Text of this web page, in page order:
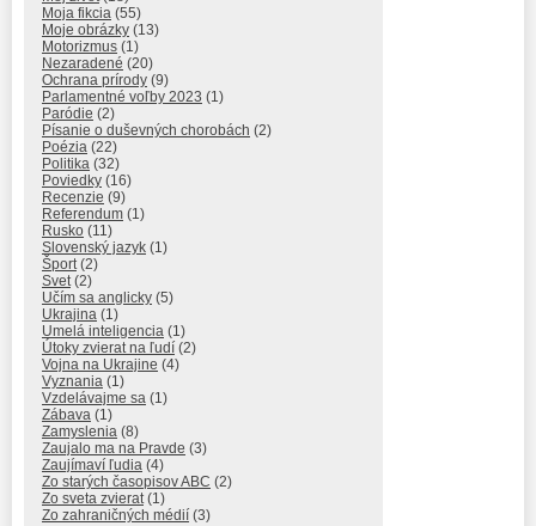
Moja fikcia (55)
Moje obrázky (13)
Motorizmus (1)
Nezaradené (20)
Ochrana prírody (9)
Parlamentné voľby 2023 (1)
Paródie (2)
Písanie o duševných chorobách (2)
Poézia (22)
Politika (32)
Poviedky (16)
Recenzie (9)
Referendum (1)
Rusko (11)
Slovenský jazyk (1)
Šport(2)
Svet(2)
Učím sa anglicky (5)
Ukrajina (1)
Umelá inteligencia (1)
Útoky zvierat na ľudí (2)
Vojna na Ukrajine (4)
Vyznania (1)
Vzdelávajme sa (1)
Zábava (1)
Zamyslenia (8)
Zaujalo ma na Pravde (3)
Zaujímaví ľudia (4)
Zo starých časopisov ABC (2)
Zo sveta zvierat(1)
Zo zahraničných médií (3)